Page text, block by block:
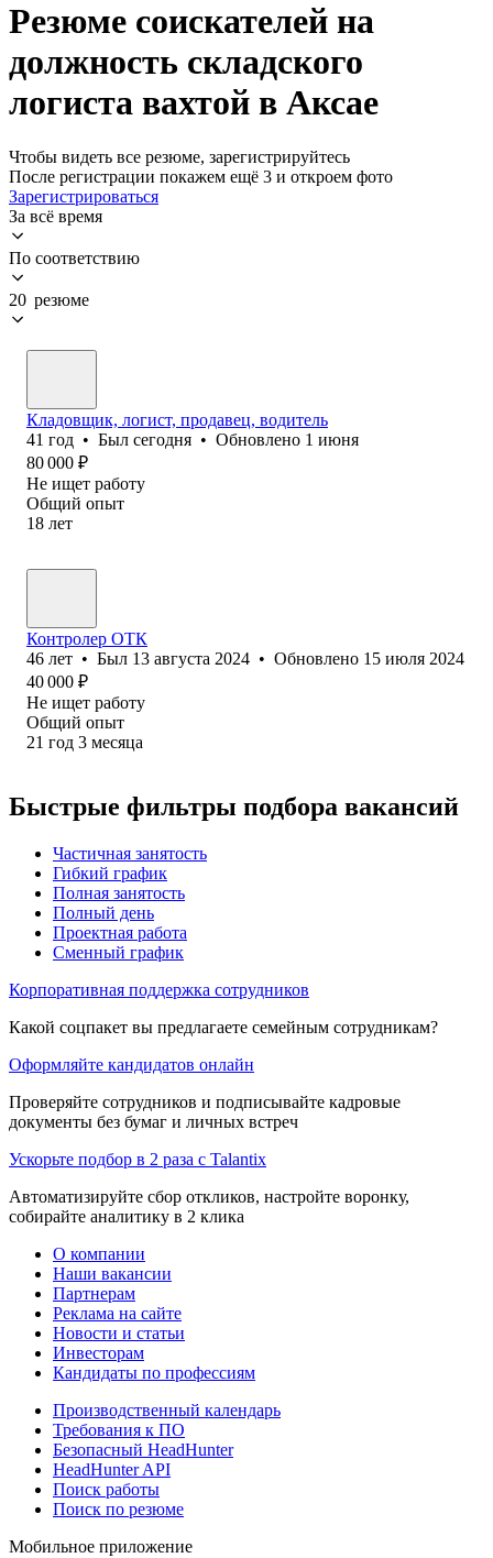
Резюме соискателей на
должность складского
логиста вахтой в Аксае
Чтобы видеть все резюме, зарегистрируйтесь
После регистрации покажем ещё 3 и откроем фото
Зарегистрироваться
За всё время
По соответствию
20 резюме
Кладовщик, логист, продавец, водитель
41 год • Был сегодня • Обновлено 1 июня
80 000 ₽
Не ищет работу
Общий опыт
18 лет
Контролер ОТК
46 лет • Был 13 августа 2024 • Обновлено 15 июля 2024
40 000 ₽
Не ищет работу
Общий опыт
21 год 3 месяца
Быстрые фильтры подбора вакансий
Частичная занятость
Гибкий график
Полная занятость
Полный день
Проектная работа
Сменный график
Корпоративная поддержка сотрудников
Какой соцпакет вы предлагаете семейным сотрудникам?
Оформляйте кандидатов онлайн
Проверяйте сотрудников и подписывайте кадровые
документы без бумаг и личных встреч
Ускорьте подбор в 2 раза с Talantix
Автоматизируйте сбор откликов, настройте воронку,
собирайте аналитику в 2 клика
О компании
Наши вакансии
Партнерам
Реклама на сайте
Новости и статьи
Инвесторам
Кандидаты по профессиям
Производственный календарь
Требования к ПО
Безопасный HeadHunter
HeadHunter API
Поиск работы
Поиск по резюме
Мобильное приложение